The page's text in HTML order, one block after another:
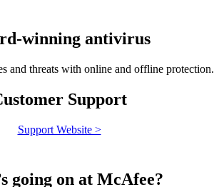
winning antivirus
and threats with online and offline protection.
Support
Support Website >
going on at McAfee?